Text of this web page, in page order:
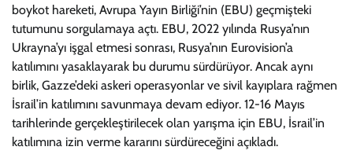
boykot hareketi, Avrupa Yayın Birliği’nin (EBU) geçmişteki
tutumunu sorgulamaya açtı. EBU, 2022 yılında Rusya’nın
Ukrayna’yı işgal etmesi sonrası, Rusya’nın Eurovision’a
katılımını yasaklayarak bu durumu sürdürüyor. Ancak aynı
birlik, Gazze’deki askeri operasyonlar ve sivil kayıplara rağmen
İsrail’in katılımını savunmaya devam ediyor. 12-16 Mayıs
tarihlerinde gerçekleştirilecek olan yarışma için EBU, İsrail’in
katılımına izin verme kararını sürdüreceğini açıkladı.